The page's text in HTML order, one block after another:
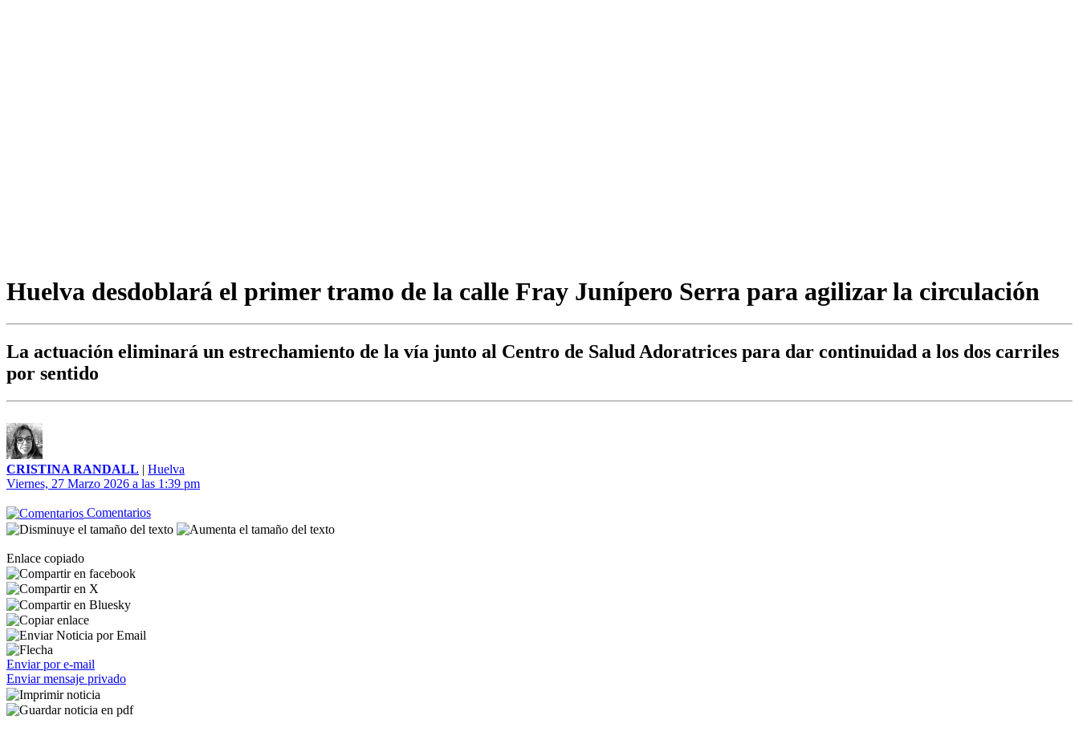
Huelva desdoblará el primer tramo de la calle Fray Junípero Serra para agilizar la circulación
La actuación eliminará un estrechamiento de la vía junto al Centro de Salud Adoratrices para dar continuidad a los dos carriles
por sentido
CRISTINA RANDALL | Huelva
Viernes, 27 Marzo 2026 a las 1:39 pm
Comentarios
Enlace copiado
Enviar por e-mail
Enviar mensaje privado